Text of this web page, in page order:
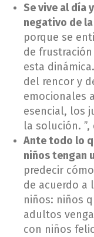
Se vive al día
negativo de
porque se
de
esta
del rencor y
emocionales
esencial, los
la solución. ”,
Ante todo lo
niños tengan
predecir
de acuerdo a
niños: niños
adultos
con niños